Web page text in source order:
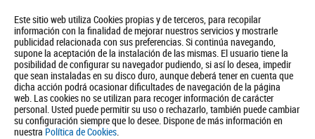
Este sitio web utiliza Cookies propias y de terceros, para recopilar
información con la finalidad de mejorar nuestros servicios y mostrarle
publicidad relacionada con sus preferencias. Si continúa navegando,
supone la aceptación de la instalación de las mismas. El usuario tiene la
posibilidad de configurar su navegador pudiendo, si así lo desea, impedir
que sean instaladas en su disco duro, aunque deberá tener en cuenta que
dicha acción podrá ocasionar dificultades de navegación de la página
web. Las cookies no se utilizan para recoger información de carácter
personal. Usted puede permitir su uso o rechazarlo, también puede cambiar
su configuración siempre que lo desee. Dispone de más información en
nuestra Política de Cookies.
Quiénes somos Turismo Política de Privacidad Aviso Legal
Política de Cookies
BUSCAR